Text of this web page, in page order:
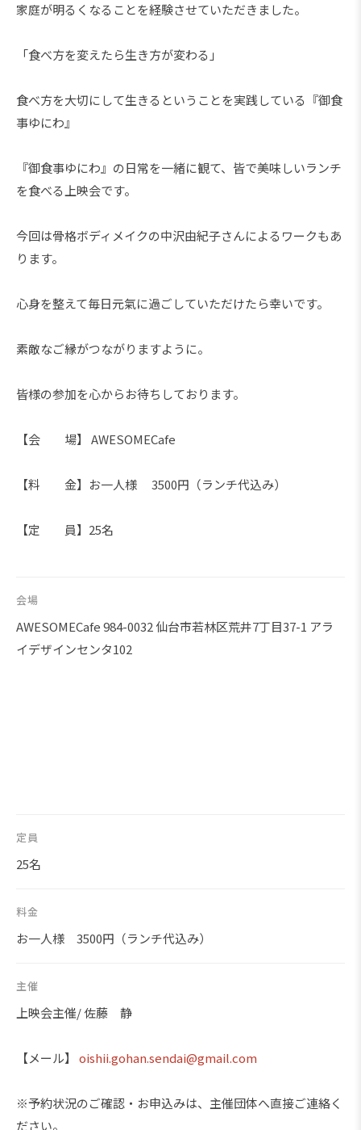
家庭が明るくなることを経験させていただきました。
「食べ方を変えたら生き方が変わる」
食べ方を大切にして生きるということを実践している『御食
事ゆにわ』
『御食事ゆにわ』の日常を一緒に観て、皆で美味しいランチ
を食べる上映会です。
今回は骨格ボディメイクの中沢由紀子さんによるワークもあ
ります。
心身を整えて毎日元氣に過ごしていただけたら幸いです。
素敵なご縁がつながりますように。
皆様の参加を心からお待ちしております。
【会 場】 AWESOMECafe
【料 金】お一人様 3500円（ランチ代込み）
【定 員】25名
会場
AWESOMECafe 984-0032 仙台市若林区荒井7丁目37-1 アラ
イデザインセンタ102
定員
25名
料金
お一人様 3500円（ランチ代込み）
主催
上映会主催/ 佐藤 静
【メール】 oishii.gohan.sendai@gmail.com
※予約状況のご確認・お申込みは、主催団体へ直接ご連絡く
ださい。